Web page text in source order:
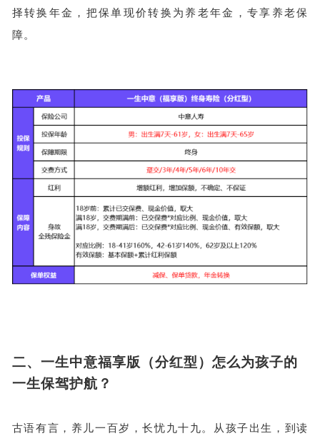
择转换年金，把保单现价转换为养老年金，专享养老保
障。
二、 一生中意福享版（分红型）怎么为孩子的
一生保驾护航？
古语有言，养儿一百岁，长忧九十九。从孩子出生，到读